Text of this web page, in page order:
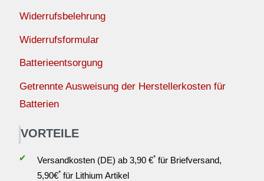
Widerrufsbelehrung
Widerrufsformular
Batterieentsorgung
Getrennte Ausweisung der Herstellerkosten für
Batterien
VORTEILE
✔ Versandkosten (DE) ab 3,90 €*für Briefversand,
5,90€*für Lithium Artikel